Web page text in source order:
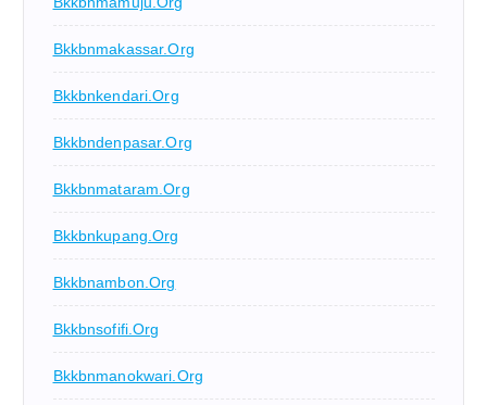
Bkkbnmakassar.org
Bkkbnkendari.org
Bkkbndenpasar.org
Bkkbnmataram.org
Bkkbnkupang.org
Bkkbnambon.org
Bkkbnsofifi.org
Bkkbnmanokwari.org